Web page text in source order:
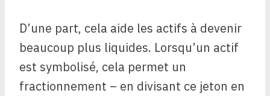
D’une part, cela aide les actifs à devenir
beaucoup plus liquides. Lorsqu’un actif
est symbolisé, cela permet un
fractionnement – ​​en divisant ce jeton en